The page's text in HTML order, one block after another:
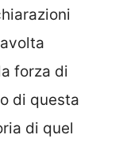
forza di
di questa
di quel